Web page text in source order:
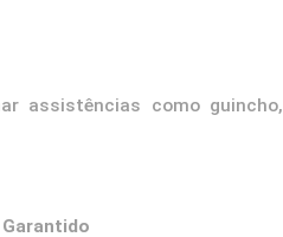
assistências como guincho,